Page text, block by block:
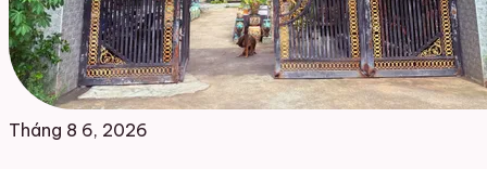
Tháng 8 6, 2026